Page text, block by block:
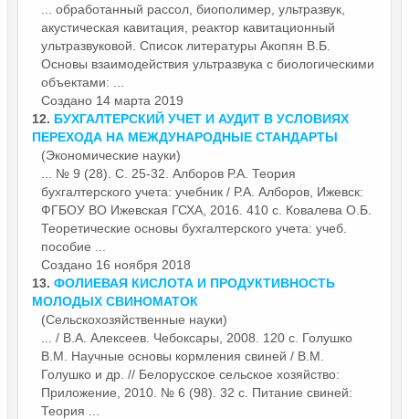
... обработанный рассол, биополимер, ультразвук,
акустическая кавитация, реактор кавитационный
ультразвуковой. Список литературы Акопян В.Б.
Основы взаимодействия ультразвука с биологическими
объектами: ...
Создано 14 марта 2019
12. БУХГАЛТЕРСКИЙ УЧЕТ И АУДИТ В УСЛОВИЯХ
ПЕРЕХОДА НА МЕЖДУНАРОДНЫЕ СТАНДАРТЫ
(Экономические науки)
... № 9 (28). С. 25-32. Алборов Р.А. Теория
бухгалтерского учета: учебник / Р.А. Алборов, Ижевск:
ФГБОУ ВО Ижевская ГСХА, 2016. 410 с. Ковалева О.Б.
Теоретические основы бухгалтерского учета: учеб.
пособие ...
Создано 16 ноября 2018
13. ФОЛИЕВАЯ КИСЛОТА И ПРОДУКТИВНОСТЬ
МОЛОДЫХ СВИНОМАТОК
(Сельскохозяйственные науки)
... / В.А. Алексеев. Чебоксары, 2008. 120 с. Голушко
В.М. Научные основы кормления свиней / В.М.
Голушко и др. // Белорусское сельское хозяйство:
Приложение, 2010. № 6 (98). 32 с. Питание свиней:
Теория ...